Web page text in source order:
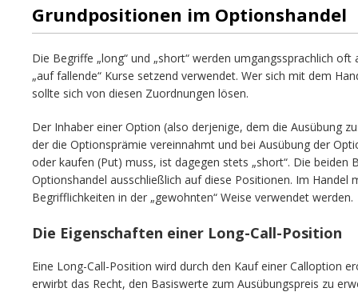
Grundpositionen im Optionshandel
Die Begriffe „long“ und „short“ werden umgangssprachlich oft
„auf fallende“ Kurse setzend verwendet. Wer sich mit dem
sollte sich von diesen Zuordnungen lösen.
Der Inhaber einer Option (also derjenige, dem die Ausübung
der die Optionsprämie vereinnahmt und bei Ausübung der
oder kaufen (Put) muss, ist dagegen stets „short“. Die beiden
Optionshandel ausschließlich auf diese Positionen. Im Handel
Begrifflichkeiten in der „gewohnten“ Weise verwendet werden.
Die Eigenschaften einer Long-Call-Position
Eine Long-Call-Position wird durch den Kauf einer Calloption
erwirbt das Recht, den Basiswerte zum Ausübungspreis zu